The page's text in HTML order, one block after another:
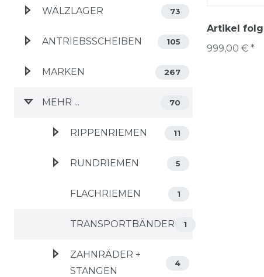
WÄLZLAGER 73
ANTRIEBSSCHEIBEN 105
MARKEN 267
MEHR ... 70
RIPPENRIEMEN 11
RUNDRIEMEN 5
FLACHRIEMEN 1
TRANSPORTBÄNDER 1
ZAHNRÄDER +
STANGEN
4
Artikel
999,00 € *